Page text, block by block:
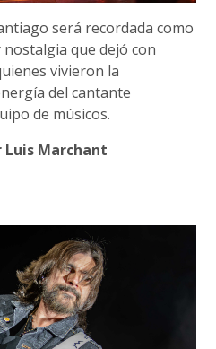
será recordada como
que dejó con
vivieron la
del cantante
de músicos.
Marchant